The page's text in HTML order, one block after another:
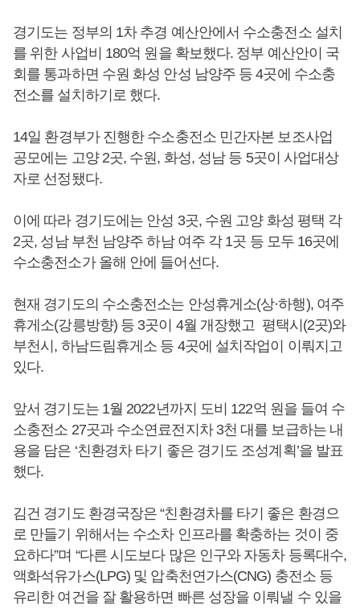
경기도는 정부의 1차 추경 예산안에서 수소충전소 설치
를 위한 사업비 180억 원을 확보했다. 정부 예산안이 국
회를 통과하면 수원 화성 안성 남양주 등 4곳에 수소충
전소를 설치하기로 했다.
14일 환경부가 진행한 수소충전소 민간자본 보조사업
공모에는 고양 2곳, 수원, 화성, 성남 등 5곳이 사업대상
자로 선정됐다.
이에 따라 경기도에는 안성 3곳, 수원 고양 화성 평택 각
2곳, 성남 부천 남양주 하남 여주 각 1곳 등 모두 16곳에
수소충전소가 올해 안에 들어선다.
현재 경기도의 수소충전소는 안성휴게소(상·하행), 여주
휴게소(강릉방향) 등 3곳이 4월 개장했고 평택시(2곳)와
부천시, 하남드림휴게소 등 4곳에 설치작업이 이뤄지고
있다.
앞서 경기도는 1월 2022년까지 도비 122억 원을 들여 수
소충전소 27곳과 수소연료전지차 3천 대를 보급하는 내
용을 담은 ‘친환경차 타기 좋은 경기도 조성계획’을 발표
했다.
김건 경기도 환경국장은 “친환경차를 타기 좋은 환경으
로 만들기 위해서는 수소차 인프라를 확충하는 것이 중
요하다”며 “다른 시도보다 많은 인구와 자동차 등록대수,
액화석유가스(LPG) 및 압축천연가스(CNG) 충전소 등
유리한 여건을 잘 활용하면 빠른 성장을 이뤄낼 수 있을